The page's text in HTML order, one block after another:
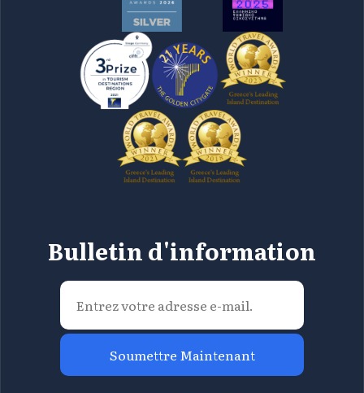
Bulletin d'information
Soumettre Maintenant